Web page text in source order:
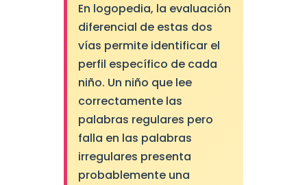
En logopedia, la evaluación
diferencial de estas dos
vías permite identificar el
perfil específico de cada
niño. Un niño que lee
correctamente las
palabras regulares pero
falla en las palabras
irregulares presenta
probablemente una